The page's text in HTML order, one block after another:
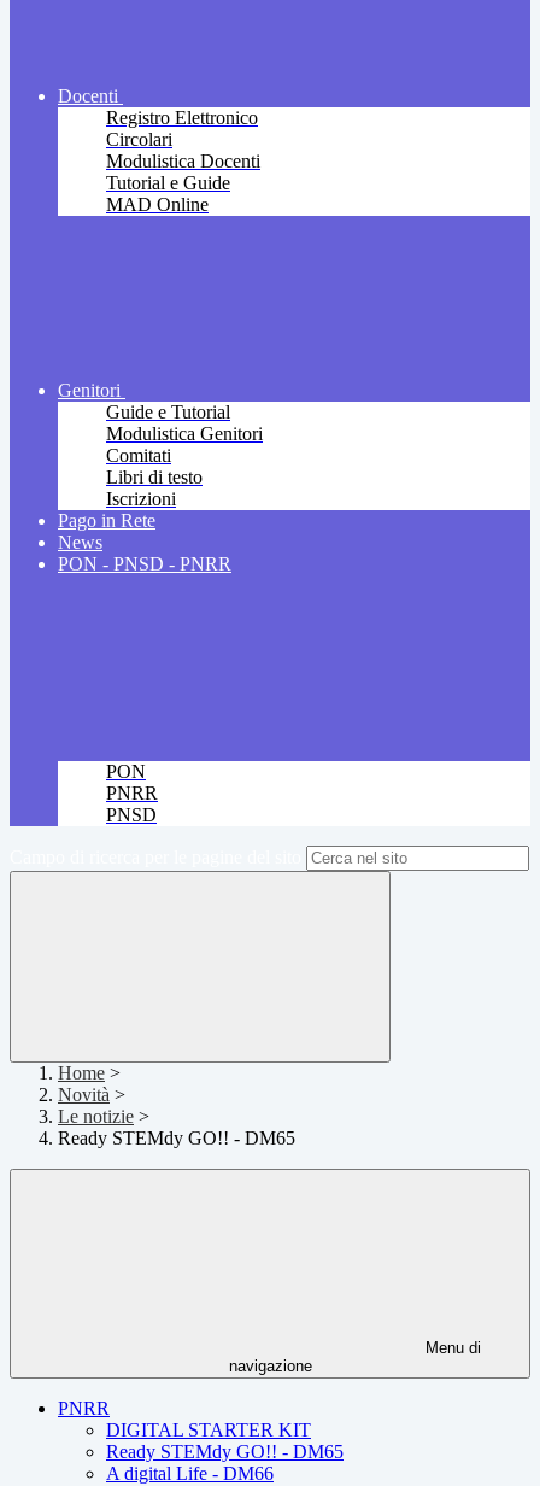
Docenti
Registro Elettronico
Circolari
Modulistica Docenti
Tutorial e Guide
MAD Online
Genitori
Guide e Tutorial
Modulistica Genitori
Comitati
Libri di testo
Iscrizioni
Pago in Rete
News
PON - PNSD - PNRR
PON
PNRR
PNSD
Home >
Novità >
Le notizie >
Ready STEMdy GO!! - DM65
Menu di
navigazione
PNRR
DIGITAL STARTER KIT
Ready STEMdy GO!! - DM65
A digital Life - DM66